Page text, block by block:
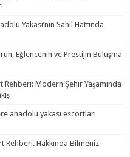
Yakası’nın Sahil Hattında
Eğlencenin ve Prestijin Buluşma
Rehberi: Modern Şehir Yaşamında
anadolu yakası escortları
Rehberi. Hakkında Bilmeniz